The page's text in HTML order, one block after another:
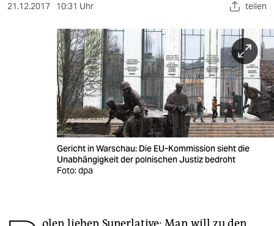
wahrheit
veranstaltungen
21.12.2017 10:31 Uhr teilen
Gericht in Warschau: Die EU-Kommission sieht die
Unabhängigkeit der polnischen Justiz bedroht
Foto: dpa
olen lieben Superlative: Man will zu den